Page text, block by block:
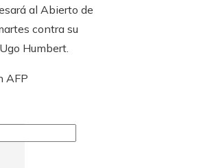
al Abierto de
contra su
Humbert.
AFP